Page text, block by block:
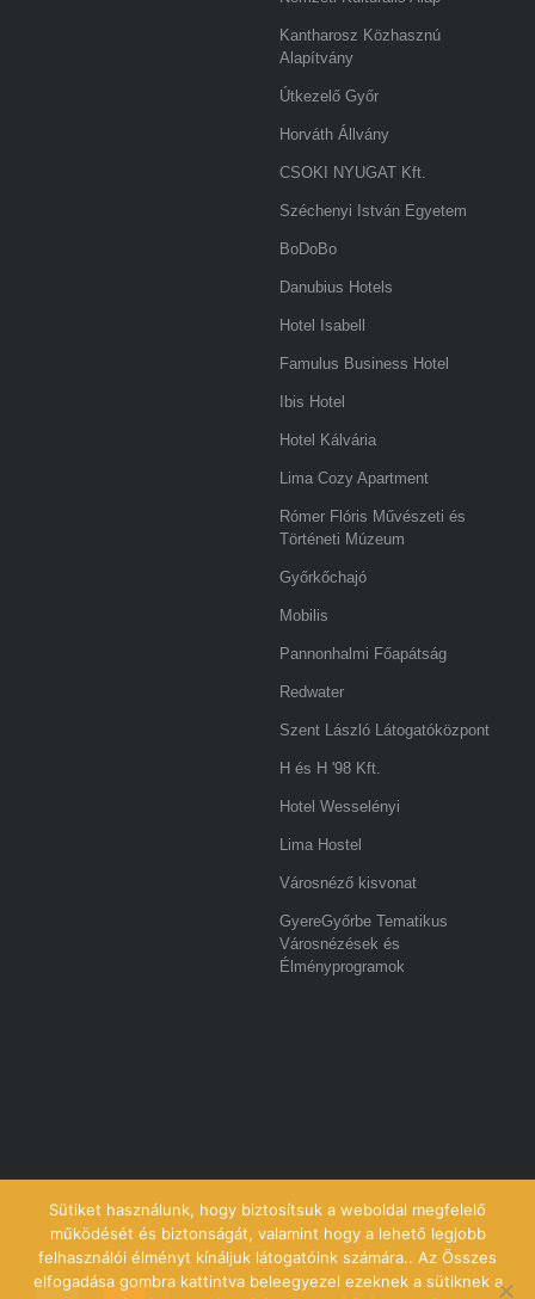
Kantharosz Közhasznú
Alapítvány
Útkezelő Győr
Horváth Állvány
CSOKI NYUGAT Kft.
Széchenyi István Egyetem
BoDoBo
Danubius Hotels
Hotel Isabell
Famulus Business Hotel
Ibis Hotel
Hotel Kálvária
Lima Cozy Apartment
Rómer Flóris Művészeti és
Történeti Múzeum
Győrkőchajó
Mobilis
Pannonhalmi Főapátság
Redwater
Szent László Látogatóközpont
H és H '98 Kft.
Hotel Wesselényi
Lima Hostel
Városnéző kisvonat
GyereGyőrbe Tematikus
Városnézések és
Élményprogramok
Sütiket használunk, hogy biztosítsuk a weboldal megfelelő
működését és biztonságát, valamint hogy a lehető legjobb
felhasználói élményt kínáljuk látogatóink számára.. Az Összes
elfogadása gombra kattintva beleegyezel ezeknek a sütiknek a